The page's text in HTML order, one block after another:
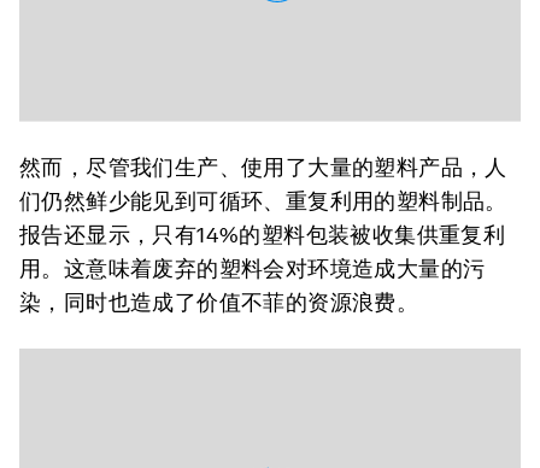
然而，尽管我们生产、使用了大量的塑料产品，人
们仍然鲜少能见到可循环、重复利用的塑料制品。
报告还显示，只有14%的塑料包装被收集供重复利
用。这意味着废弃的塑料会对环境造成大量的污
染，同时也造成了价值不菲的资源浪费。